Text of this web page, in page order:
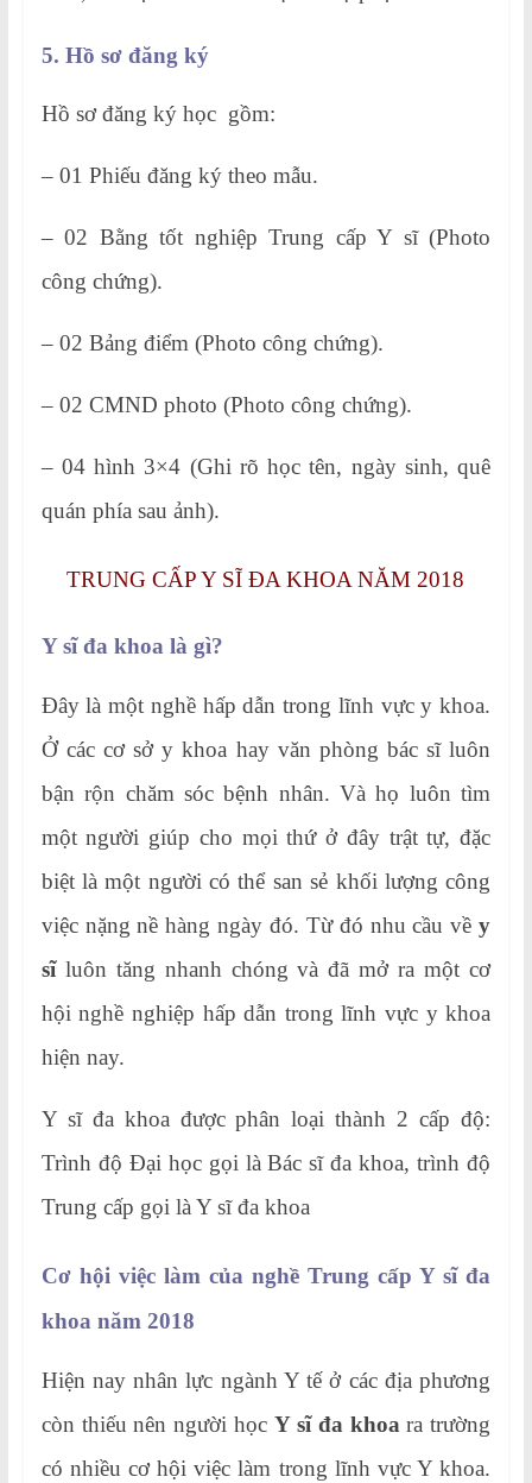
5. Hồ sơ đăng ký
Hồ sơ đăng ký học gồm:
– 01 Phiếu đăng ký theo mẫu.
– 02 Bằng tốt nghiệp Trung cấp Y sĩ (Photo
công chứng).
– 02 Bảng điểm (Photo công chứng).
– 02 CMND photo (Photo công chứng).
– 04 hình 3×4 (Ghi rõ học tên, ngày sinh, quê
quán phía sau ảnh).
TRUNG CẤP Y SĨ ĐA KHOA NĂM 2018
Y sĩ đa khoa là gì?
Đây là một nghề hấp dẫn trong lĩnh vực y khoa.
Ở các cơ sở y khoa hay văn phòng bác sĩ luôn
bận rộn chăm sóc bệnh nhân. Và họ luôn tìm
một người giúp cho mọi thứ ở đây trật tự, đặc
biệt là một người có thể san sẻ khối lượng công
việc nặng nề hàng ngày đó. Từ đó nhu cầu vềy
sĩ luôn tăng nhanh chóng và đã mở ra một cơ
hội nghề nghiệp hấp dẫn trong lĩnh vực y khoa
hiện nay.
Y sĩ đa khoa được phân loại thành 2 cấp độ:
Trình độ Đại học gọi là Bác sĩ đa khoa, trình độ
Trung cấp gọi là Y sĩ đa khoa
Cơ hội việc làm của nghề Trung cấp Y sĩ đa
khoa năm 2018
Hiện nay nhân lực ngành Y tế ở các địa phương
còn thiếu nên người học Y sĩ đa khoara trường
có nhiều cơ hội việc làm trong lĩnh vực Y khoa.